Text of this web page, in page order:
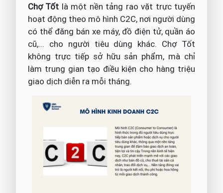
Chợ Tốt là một nền tảng rao vặt trực tuyến
hoạt động theo mô hình C2C, nơi người dùng
có thể đăng bán xe máy, đồ điện tử, quần áo
cũ,... cho người tiêu dùng khác. Chợ Tốt
không trực tiếp sở hữu sản phẩm, mà chỉ
làm trung gian tạo điều kiện cho hàng triệu
giao dịch diễn ra mỗi tháng.